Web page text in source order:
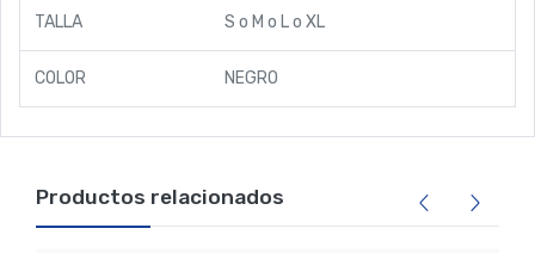
TALLA S o M o Lo XL
COLOR NEGRO
Productos relacionados